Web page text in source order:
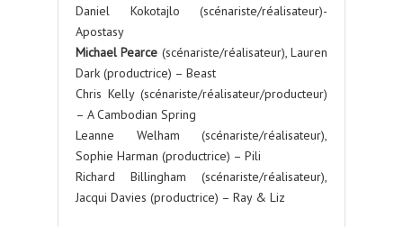
Daniel Kokotajlo (scénariste/réalisateur)-
Apostasy
Michael Pearce (scénariste/réalisateur), Lauren
Dark (productrice) – Beast
Chris Kelly (scénariste/réalisateur/producteur)
– A Cambodian Spring
Leanne Welham (scénariste/réalisateur),
Sophie Harman (productrice) – Pili
Richard Billingham (scénariste/réalisateur),
Jacqui Davies (productrice) – Ray & Liz